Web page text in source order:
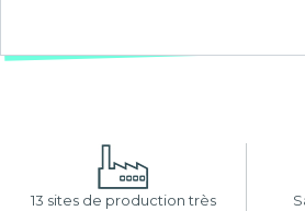
13 sites de production très